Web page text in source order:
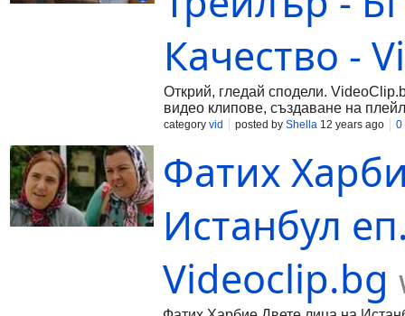
Качество -
Открий, гледай сподели.
видео клипове, създаване на
category vid posted by Shella 12 years ago 0
Фатих
Истанбул
Videoclip.bg